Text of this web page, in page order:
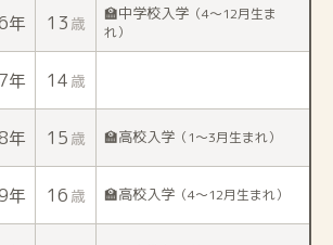
年 13 歳 🏫中学校入学（4〜12月生ま
れ）
年 14 歳
年 15 歳 🏫高校入学（1〜3月生まれ）
年 16 歳 🏫高校入学（4〜12月生まれ）